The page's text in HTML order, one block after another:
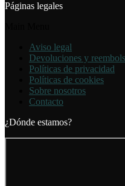
Páginas legales
Aviso legal
Devoluciones y
Políticas de privacidad
Políticas de cookies
Sobre nosotros
Contacto
¿Dónde estamos?